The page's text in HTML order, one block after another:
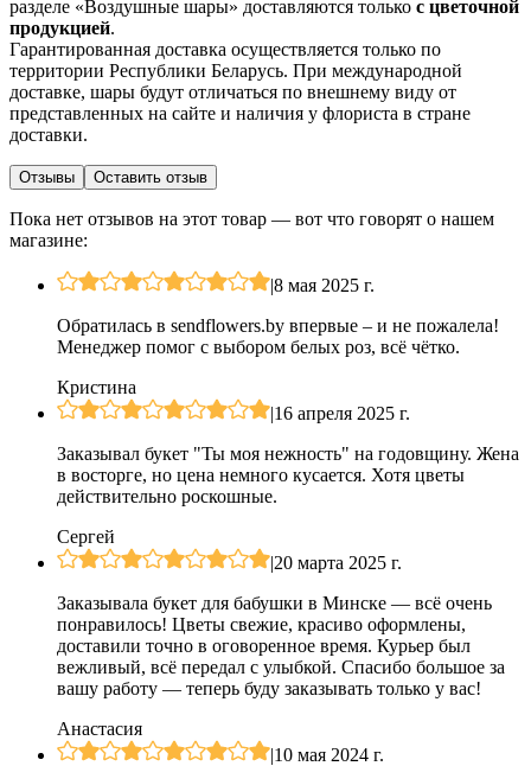
разделе «Воздушные шары» доставляются только с цветочной
продукцией.
Гарантированная доставка осуществляется только по
территории Республики Беларусь. При международной
доставке, шары будут отличаться по внешнему виду от
представленных на сайте и наличия у флориста в стране
доставки.
Отзывы Оставить отзыв
Пока нет отзывов на этот товар — вот что говорят о нашем
магазине:
|8 мая 2025 г.
Обратилась в sendflowers.by впервые – и не пожалела!
Менеджер помог с выбором белых роз, всё чётко.
Кристина
|16 апреля 2025 г.
Заказывал букет "Ты моя нежность" на годовщину. Жена
в восторге, но цена немного кусается. Хотя цветы
действительно роскошные.
Сергей
|20 марта 2025 г.
Заказывала букет для бабушки в Минске — всё очень
понравилось! Цветы свежие, красиво оформлены,
доставили точно в оговоренное время. Курьер был
вежливый, всё передал с улыбкой. Спасибо большое за
вашу работу — теперь буду заказывать только у вас!
Анастасия
|10 мая 2024 г.